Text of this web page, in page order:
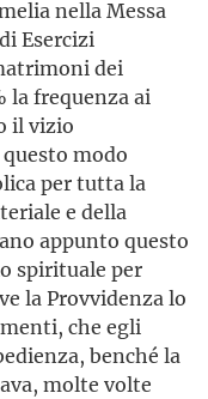
nella Messa
Esercizi
dei
la frequenza ai
il vizio
modo
per tutta la
e della
appunto questo
spirituale per
la Provvidenza lo
che egli
benché la
molte volte